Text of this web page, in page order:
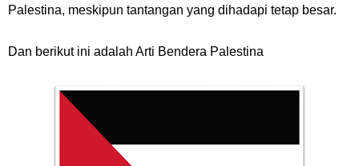
Palestina, meskipun tantangan yang dihadapi tetap besar.
Dan berikut ini adalah Arti Bendera Palestina